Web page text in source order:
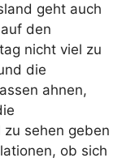
geht auch
den
nicht viel zu
die
ahnen,
zu sehen geben
ob sich